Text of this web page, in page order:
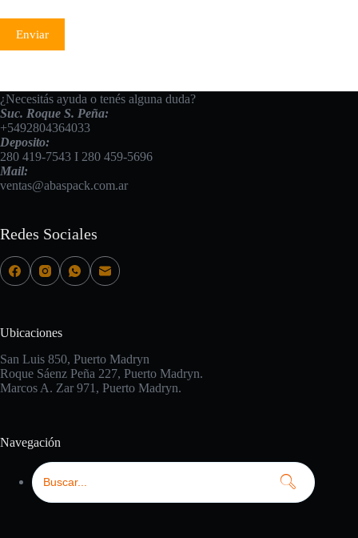
Enviar
¿Necesitás ayuda o tenés alguna duda?
Suc. Roque S. Peña:
+5492804364033
Deposito:
280 419-7543 I 280 459-5696
Mail:
ventas@abaspack.com.ar
Redes Sociales
Ubicaciones
San Luis 850, Puerto Madryn
Roque Sáenz Peña 227, Puerto Madryn.
Marcos A. Zar 971, Puerto Madryn.
Navegación